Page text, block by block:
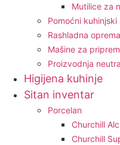
Mutilice za
Pomoćni
Rashladna oprema
Mašine za
Proizvodnja
Higijena kuhinje
Sitan inventar
Porcelan
Churchill
Churchill